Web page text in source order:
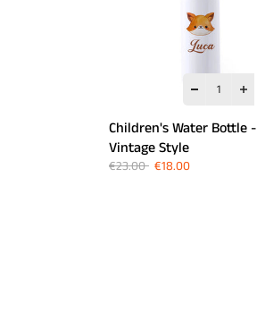
Children's Water Bottle -
Vintage Style
€23.00 €18.00